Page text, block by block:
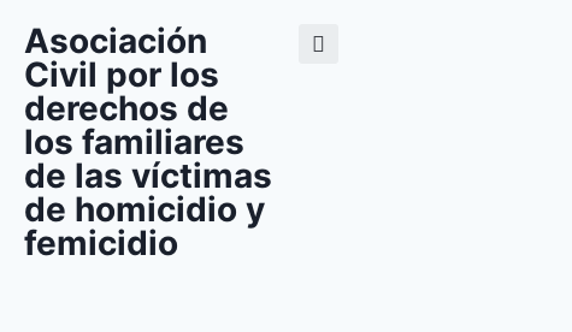
Asociación
Civil por los
derechos de
los familiares
de las víctimas
de homicidio y
femicidio